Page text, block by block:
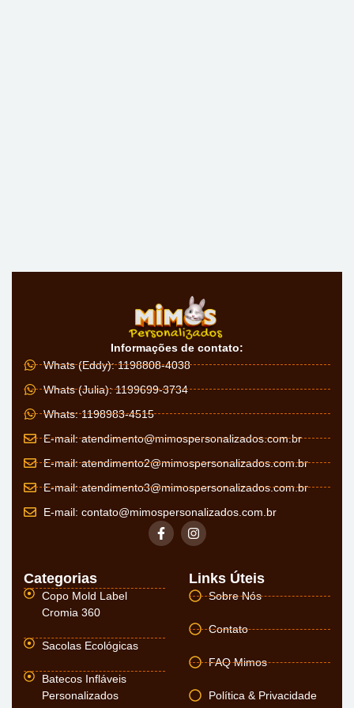
Informações de contato:
Whats (Eddy): 1198808-4038
Whats (Julia): 1199699-3734
Whats: 1198983-4515
E-mail:atendimento@mimospersonalizados.com.br
E-mail:atendimento2@mimospersonalizados.com.br
E-mail:atendimento3@mimospersonalizados.com.br
E-mail: contato@mimospersonalizados.com.br
Categorias
Copo Mold Label
Cromia 360
Sacolas Ecológicas
Batecos Infláveis
Personalizados
Links Úteis
Sobre Nós
Contato
FAQ Mimos
Política & Privacidade